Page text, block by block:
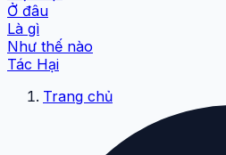
Ở đâu
Là gì
Như thế nào
Tác Hại
Trang chủ